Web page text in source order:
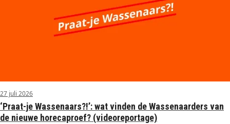
27 juli 2026
‘Praat-je Wassenaars?!’: wat vinden de Wassenaarders van
de nieuwe horecaproef? (videoreportage)